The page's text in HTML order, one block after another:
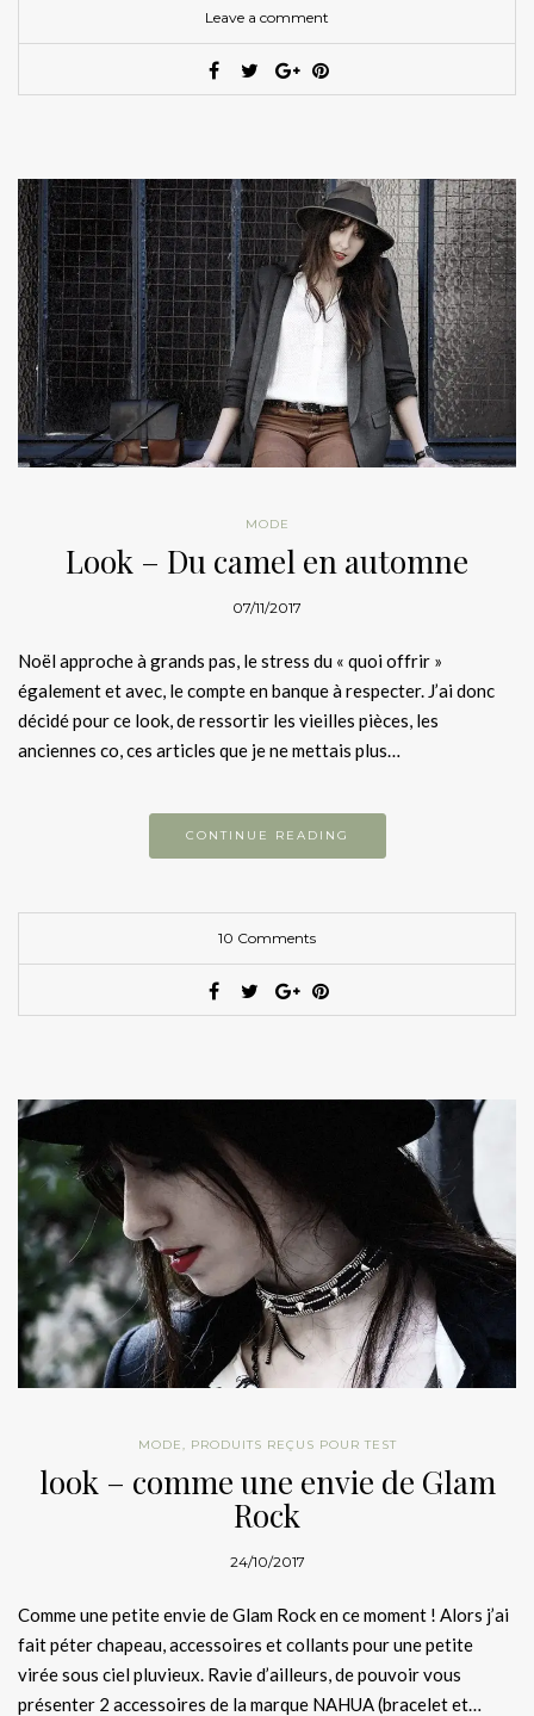
Leave a comment
MODE
Look – Du camel en automne
07/11/2017
Noël approche à grands pas, le stress du « quoi offrir »
également et avec, le compte en banque à respecter. J’ai donc
décidé pour ce look, de ressortir les vieilles pièces, les
anciennes co, ces articles que je ne mettais plus…
CONTINUE READING
10 Comments
MODE, PRODUITS REÇUS POUR TEST
look – comme une envie de Glam
Rock
24/10/2017
Comme une petite envie de Glam Rock en ce moment ! Alors j’ai
fait péter chapeau, accessoires et collants pour une petite
virée sous ciel pluvieux. Ravie d’ailleurs, de pouvoir vous
présenter 2 accessoires de la marque NAHUA (bracelet et…